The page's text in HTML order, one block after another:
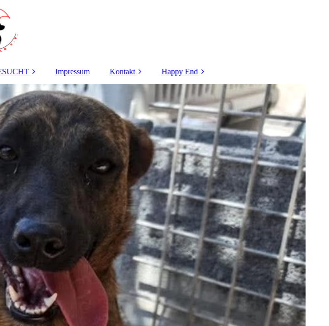
Impressum Kontakt
Kontaktformular
Formular
Flugpatenschaft
Formular
Vorkontrolle
Happy End
Tiere - 2025
Tiere - 2024
Tiere - 2023
Hunde - 2022
Hunde - 2021
Hunde - 2020
Hunde - 2019
Katzen - 2022
Katzen einschl. 2021